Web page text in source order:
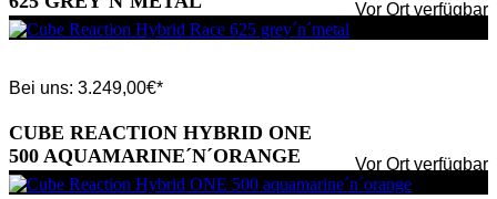
Vor Ort verfügbar
Bei uns: 3.249,00€*
Vor Ort verfügbar
CUBE REACTION HYBRID ONE
500 AQUAMARINE´N´ORANGE